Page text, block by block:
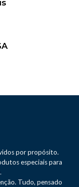
por propósito.
especiais para
Tudo, pensado